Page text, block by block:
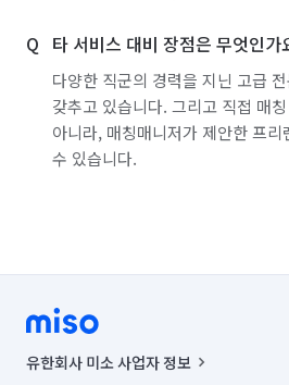
타 서비스 대비 장점은 무엇인가
다양한 직군의 경력을 지닌 고급
갖추고 있습니다. 그리고 직접 매
아니라, 매칭매니저가 제안한 프
수 있습니다.
유한회사 미소 사업자 정보